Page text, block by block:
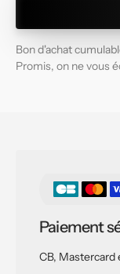
Bon d'achat
Promis, on ne vous
Paiement
CB, Mastercard